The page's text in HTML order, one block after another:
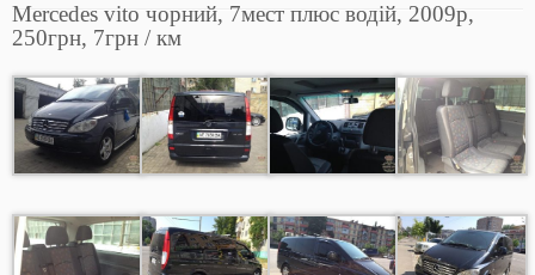
Mercedes vito чорний, 7мест плюс водій, 2009р,
250грн, 7грн / км